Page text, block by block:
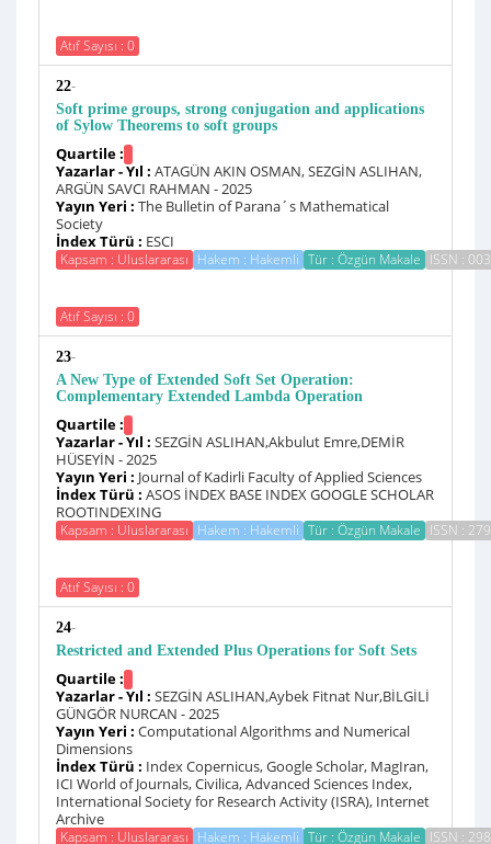
Atıf Sayısı : 0
22-
Soft prime groups, strong conjugation and applications
of Sylow Theorems to soft groups
Quartile :
Yazarlar - Yıl : ATAGÜN AKIN OSMAN, SEZGİN ASLIHAN,
ARGÜN SAVCI RAHMAN - 2025
Yayın Yeri : The Bulletin of Parana´s Mathematical
Society
İndex Türü : ESCI
Kapsam : Uluslararası Hakem : Hakemli Tür : Özgün Makale ISSN :
Atıf Sayısı : 0
23-
A New Type of Extended Soft Set Operation:
Complementary Extended Lambda Operation
Quartile :
Yazarlar - Yıl : SEZGİN ASLIHAN,Akbulut Emre,DEMİR
HÜSEYİN - 2025
Yayın Yeri : Journal of Kadirli Faculty of Applied Sciences
İndex Türü : ASOS İNDEX BASE INDEX GOOGLE SCHOLAR
ROOTINDEXING
Kapsam : Uluslararası Hakem : Hakemli Tür : Özgün Makale ISSN :
Atıf Sayısı : 0
24-
Restricted and Extended Plus Operations for Soft Sets
Quartile :
Yazarlar - Yıl : SEZGİN ASLIHAN,Aybek Fitnat Nur,BİLGİLİ
GÜNGÖR NURCAN - 2025
Yayın Yeri : Computational Algorithms and Numerical
Dimensions
İndex Türü : Index Copernicus, Google Scholar, MagIran,
ICI World of Journals, Civilica, Advanced Sciences Index,
International Society for Research Activity (ISRA), Internet
Archive
Kapsam : Uluslararası Hakem : Hakemli Tür : Özgün Makale ISSN :